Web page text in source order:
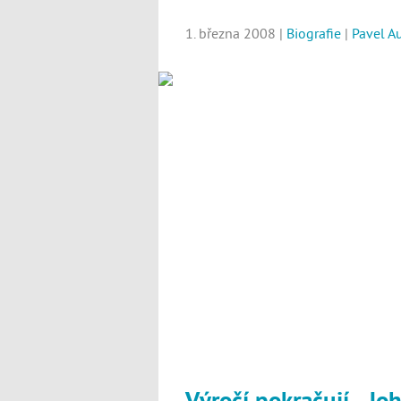
1. března 2008 | Biografie | Pavel